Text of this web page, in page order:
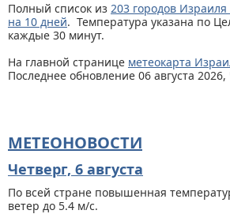
Полный список из 203 городов
на 10 дней. Температура указана по
каждые 30 минут.
На главной странице метеокарта
Последнее обновление 06 августа 2026,
МЕТЕОНОВОСТИ
Четверг, 6 августа
По всей стране повышенная
ветер до 5.4 м/с.